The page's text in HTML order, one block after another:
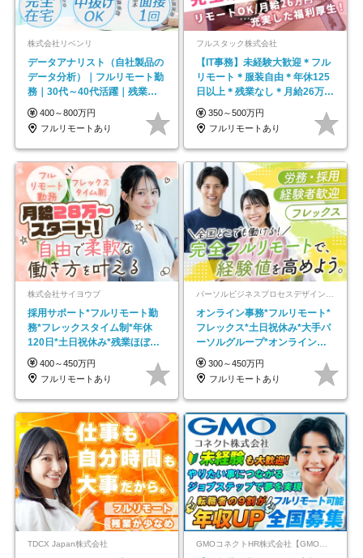
株式会社リベンリ
データアナリスト（自社製品の
データ分析）｜フルリモート勤
務｜30代～40代活躍｜残業少
なめ｜子育て社員多数活躍
400～800万円
フルリモートあり
フルスタック株式会社
【IT事務】未経験大歓迎＊フル
リモート＊服装自由＊年休125
日以上＊残業なし＊月給26万円
以上
350～500万円
フルリモートあり
株式会社サイヨウブ
採用サポート*フルリモート勤
務*フレックスタイム制*年休
120日*土日祝休み*残業ほぼな
し*育児中社員8割以上
400～450万円
フルリモートあり
オンライン事務*フルリモート*
フレックス*土日祝休み*大手パ
ーソルグループ*オンライン面
接*30～40代活躍中
300～450万円
フルリモートあり
TDCX Japan株式会社 GMOコネクトHR株式会社【GMOインターネットグループ】